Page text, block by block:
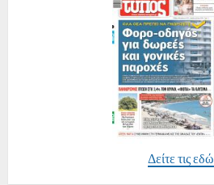
Δείτε τις εδώ